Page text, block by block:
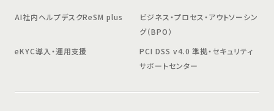
AI社内ヘルプデスクReSM plus
ビジネス・プロセス・アウトソーシン
グ（BPO）
eKYC導入・運用支援
PCI DSS v4.0 準拠・セキュリティ
サポートセンター